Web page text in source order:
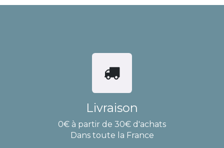
Livraison
0€ à partir de 30€ d'achats
Dans toute la France